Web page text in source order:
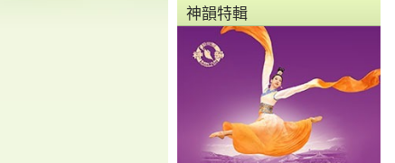
神韻特輯